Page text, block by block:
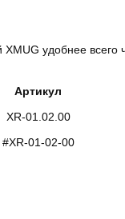
удобнее всего
Артикул
XR-01.02.00
#XR-01-02-00